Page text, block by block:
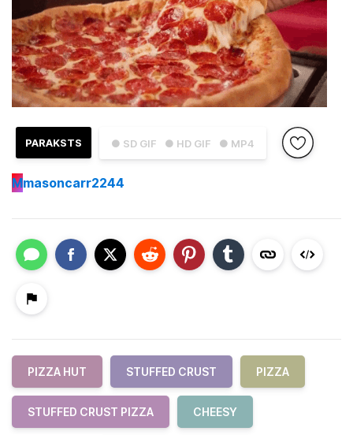
● SD GIF ● HD GIF ● MP4
PARAKSTS
Mmasoncarr2244
PIZZA HUT STUFFED CRUST PIZZA
STUFFED CRUST PIZZA CHEESY